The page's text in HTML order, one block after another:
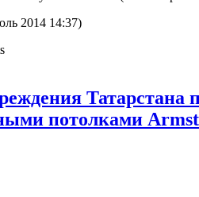
2014 14:37)
Татарстана
потолками